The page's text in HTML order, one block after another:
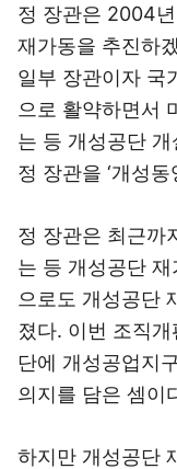
정 장관은 2004
재가동을 추진하
일부 장관이자 국
으로 활약하면서
는 등 개성공단
정 장관을 ‘개성
정 장관은 최근까
는 등 개성공단
으로도 개성공단
졌다. 이번 조직
단에 개성공업지
의지를 담은 셈이
하지만 개성공단